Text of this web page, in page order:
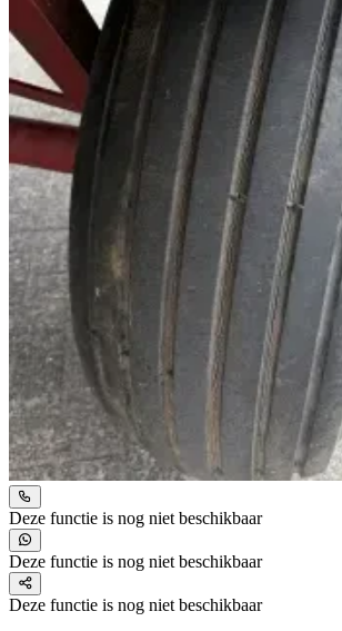
Deze functie is nog niet beschikbaar
Deze functie is nog niet beschikbaar
Deze functie is nog niet beschikbaar